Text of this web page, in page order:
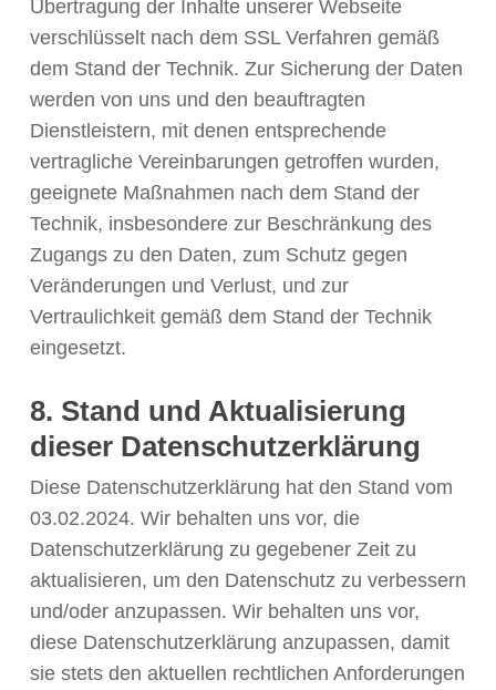
Übertragung der Inhalte unserer Webseite
verschlüsselt nach dem SSL Verfahren gemäß
dem Stand der Technik. Zur Sicherung der Daten
werden von uns und den beauftragten
Dienstleistern, mit denen entsprechende
vertragliche Vereinbarungen getroffen wurden,
geeignete Maßnahmen nach dem Stand der
Technik, insbesondere zur Beschränkung des
Zugangs zu den Daten, zum Schutz gegen
Veränderungen und Verlust, und zur
Vertraulichkeit gemäß dem Stand der Technik
eingesetzt.
8. Stand und Aktualisierung
dieser Datenschutzerklärung
Diese Datenschutzerklärung hat den Stand vom
03.02.2024. Wir behalten uns vor, die
Datenschutzerklärung zu gegebener Zeit zu
aktualisieren, um den Datenschutz zu verbessern
und/oder anzupassen. Wir behalten uns vor,
diese Datenschutzerklärung anzupassen, damit
sie stets den aktuellen rechtlichen Anforderungen